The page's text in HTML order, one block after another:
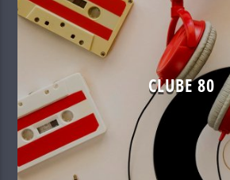
CLUBE 80